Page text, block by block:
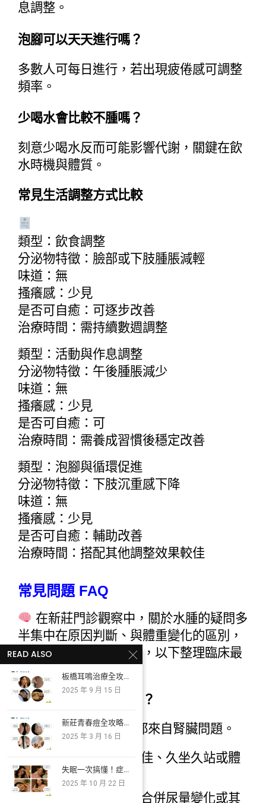
息調整。
泡腳可以天天進行嗎？
多數人可每日進行，若出現疲倦感可調整
頻率。
少喝水會比較不腫嗎？
刻意少喝水反而可能影響代謝，關鍵在飲
水時機與體質。
常見生活調整方式比較
類型：飲食調整
分泌物特徵：臉部或下肢腫脹減輕
味道：無
搔癢感：少見
是否可自癒：可逐步改善
治療時間：需持續數週調整
類型：活動與作息調整
分泌物特徵：午後腫脹減少
味道：無
搔癢感：少見
是否可自癒：可
治療時間：需養成習慣後穩定改善
類型：泡腳與循環促進
分泌物特徵：下肢沉重感下降
味道：無
搔癢感：少見
是否可自癒：輔助改善
治療時間：搭配其他調整效果較佳
常見問題 FAQ
在新莊門診觀察中，關於水腫的疑問多
半集中在原因判斷、與體重變化的區別，
以及是否需要長期用藥，以下整理臨床最
常被詢問的重點。
水腫一定是腎臟不好嗎？
不一定，水腫並非都來自腎臟問題。
許多水腫與循環不佳、久坐久站或體
質失衡有關
腎臟相關水腫通常合併尿量變化或其
READ ALSO
板橋耳鳴治療全攻...
2025 年 9 月 15 日
新莊青春痘全攻略...
2025 年 3 月 16 日
失眠一次搞懂！症...
2025 年 10 月 22 日